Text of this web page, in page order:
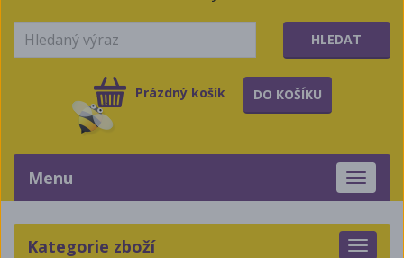
HLEDAT
Prázdný košík DO KOŠÍKU
Toggle
Menu
Toggle
Kategorie zboží